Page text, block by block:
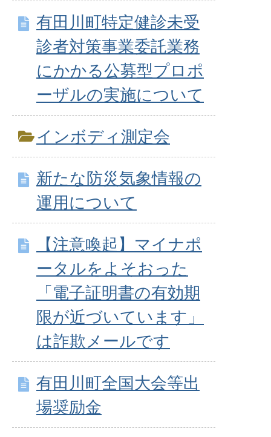
有田川町特定健診未受
診者対策事業委託業務
にかかる公募型プロポ
ーザルの実施について
インボディ測定会
新たな防災気象情報の
運用について
【注意喚起】マイナポ
ータルをよそおった
「電子証明書の有効期
限が近づいています」
は詐欺メールです
有田川町全国大会等出
場奨励金